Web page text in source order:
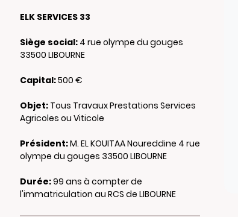
ELK SERVICES 33
Siège social:4 rue olympe du gouges
33500 LIBOURNE
Capital:500 €
Objet:Tous Travaux Prestations Services
Agricoles ou Viticole
Président:M. EL KOUITAA Noureddine 4 rue
olympe du gouges 33500 LIBOURNE
Durée:99 ans à compter de
l'immatriculation au RCS de LIBOURNE